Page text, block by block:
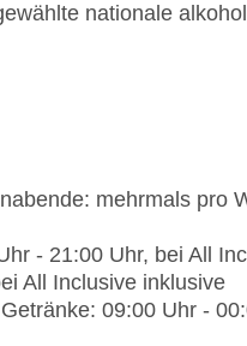
nationale
mehrmals pro
- 21:00 Uhr, bei All
All Inclusive inklusive
09:00 Uhr -